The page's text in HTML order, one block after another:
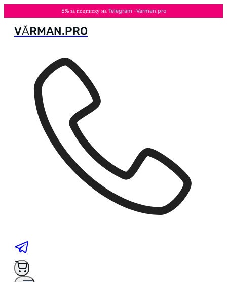
5% за подписку на Telegram -Varman.pro
Перейти
VӐRMAN.PRO